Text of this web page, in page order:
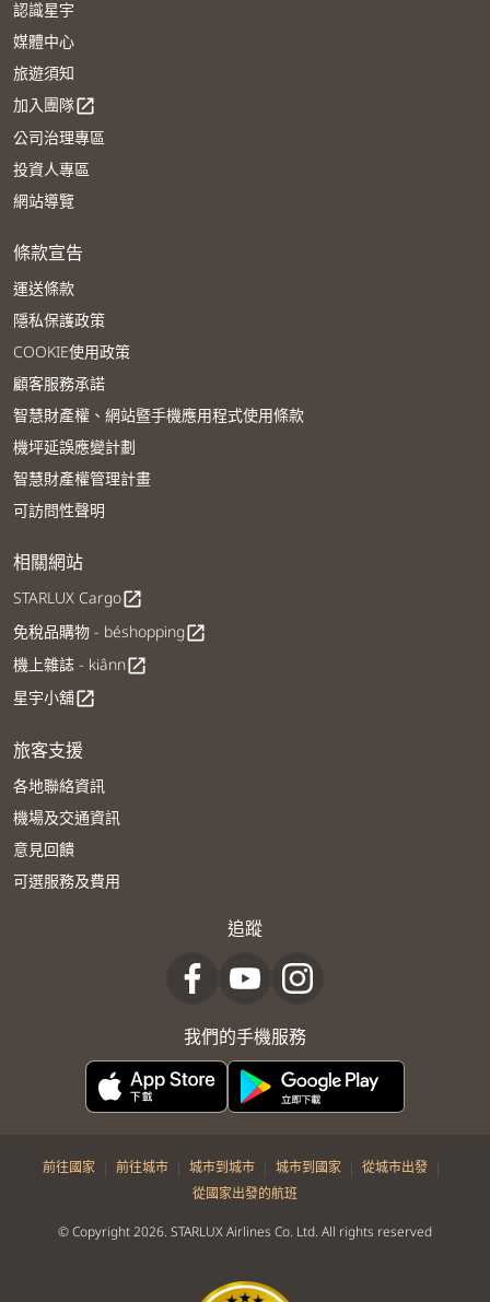
認識星宇
媒體中心
旅遊須知
加入團隊open_in_new
公司治理專區
投資人專區
網站導覽
條款宣告
運送條款
隱私保護政策
COOKIE使用政策
顧客服務承諾
智慧財產權、網站暨手機應用程式使用條款
機坪延誤應變計劃
智慧財產權管理計畫
可訪問性聲明
相關網站
STARLUX Cargoopen_in_new
免稅品購物 - béshoppingopen_in_new
機上雜誌 - kiânnopen_in_new
星宇小舖open_in_new
旅客支援
各地聯絡資訊
機場及交通資訊
意見回饋
可選服務及費用
追蹤
我們的手機服務
前往國家 | 前往城市 | 城市到城市 | 城市到國家 | 從城市出發 |
從國家出發的航班
© Copyright 2026. STARLUX Airlines Co. Ltd. All rights reserved